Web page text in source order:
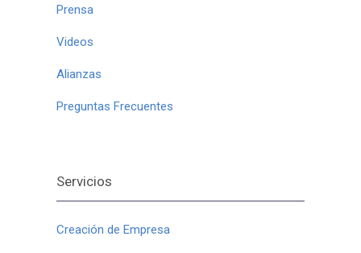
Prensa
Videos
Alianzas
Preguntas Frecuentes
Servicios
Creación de Empresa